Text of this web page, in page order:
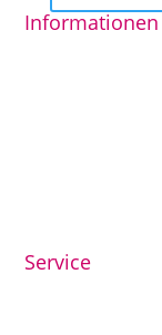
Informationen
Service